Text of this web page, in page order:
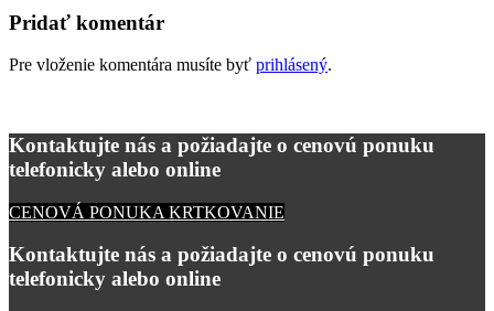
Pridať komentár
Pre vloženie komentára musíte byť prihlásený.
Kontaktujte nás a požiadajte o cenovú ponuku
telefonicky alebo online
CENOVÁ PONUKA KRTKOVANIE
Kontaktujte nás a požiadajte o cenovú ponuku
telefonicky alebo online